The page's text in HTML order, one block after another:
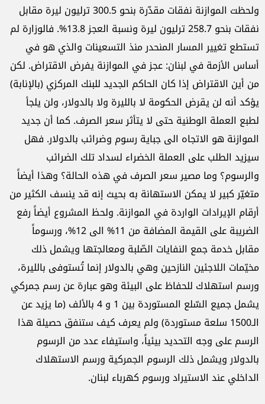
ولحظت الموازنة نفقات مقدّرة بنحو 300.5 ترليون ليرة مقابل
نفقات بنحو 258.7 ترليون ليرة ونسبة العجز 13.8%. فالوزارة لم
تستطع تغيير المسار المنحدر منذ التسعينات والذي هو في
أساس الأزمة في لبنان: عجز في الموازنة يفرض الاقتراض. لكن
من أين الاقتراض إذا كان الحاكم الجديد للبنك المركزي (بالإنابة)
يؤكد أنه لن يقرض الحكومة لا بالليرة ولا بالدولار، ولن يلجأ
لطبع العملة الوطنية حتى لا يتأثر سعر الصرف. كما أن جديد
الموازنة هو الاتجاه الى جباية رسوم وضرائب بالدولار. فهل
سيزيد الطلب على العملة الخضراء لسداد تلك الضرائب
والرسوم؟ وما مصير سعر الصرف في هذه الحالة؟ وهذا أيضاً
متغيّر كبير لا يمكن الاستهانة به بحيث إنه قد ينسف الكثير من
أرقام الإيرادات الواردة في الموازنة. ولحظ المشروع أيضاً رفع
الضريبة على القيمة المضافة من 11% الى 12%، ورسوماً
مقابل خدمة جمع النفايات الصّلبة ومعالجتها ويشمل ذلك
مخيّمات اللاجئين النازحين وهي بالدولار إنما تُستوفى بالليرة،
ورسم استهلاك للحفاظ على البيئة وهو عبارة عن رسم جمركي
يشمل جميع السّلع المستوردة بين 1 و 4 بالألف (ما يزيد عن
الـ1500 سلعة مستوردة) ولم يعرف كيف ستنفق حصيلة هذا
الرسم على وجه التحديد بيئياً، واستيفاء عدد من الرسوم
بالدولار ويشمل ذلك الرسوم الجمركية ورسم الاستهلاك
الداخلي عند الاستيراد ورسوم كهرباء لبنان.